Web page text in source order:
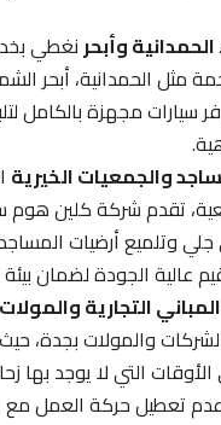
وأبحرنغطي
الحمدانية، أبحر
مجهزة بالكامل
والجمعيات الخيرية
تقدم شركة كلين هوم
على جلي وتلميع أرضيات المساجد
عالية الجودة لضمان بيئة
التجارية والمولات
والمولات بجدة، حيث
التي لا يوجد بها زحام
تعطيل حركة العمل مع